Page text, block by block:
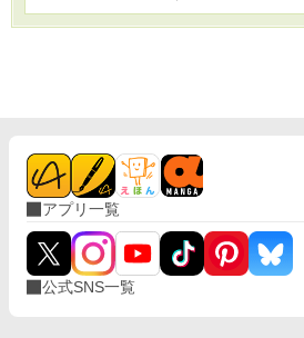
アプリ一覧
公式SNS一覧